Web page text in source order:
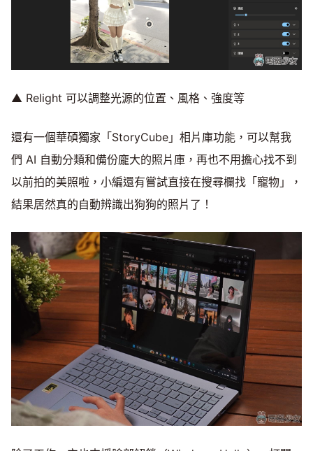
▲ Relight 可以調整光源的位置、風格、強度等
還有一個華碩獨家「StoryCube」相片庫功能，可以幫我
們 AI 自動分類和備份龐大的照片庫，再也不用擔心找不到
以前拍的美照啦，小編還有嘗試直接在搜尋欄找「寵物」，
結果居然真的自動辨識出狗狗的照片了！